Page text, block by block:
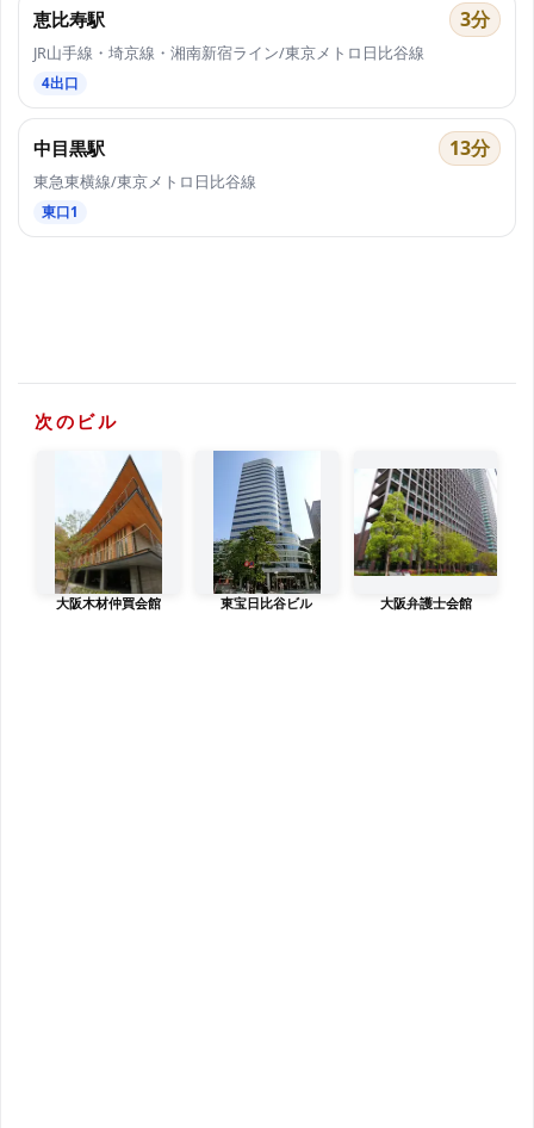
恵比寿駅 3分
JR山手線・埼京線・湘南新宿ライン/東京メトロ日比谷線
4出口
中目黒駅 13分
東急東横線/東京メトロ日比谷線
東口1
次のビル
大阪木材仲買会館 東宝日比谷ビル 大阪弁護士会館